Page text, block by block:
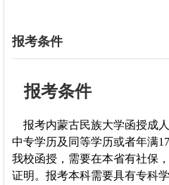
报考条件
报考条件
报考内蒙古民族大学函授成人
中专学历及同等学历或者年满
我校函授，需要在本省有社保
证明。报考本科需要具有专科